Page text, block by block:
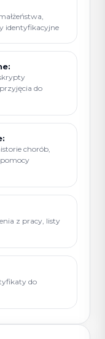
identyfikacyjne
do
chorób,
z pracy, listy
do